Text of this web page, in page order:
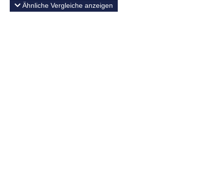
Ähnliche Vergleiche anzeigen